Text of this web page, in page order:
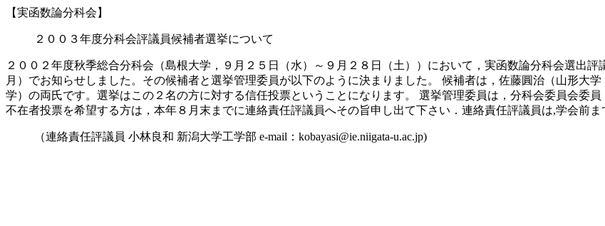
【実函数論分科会】
２００３年度分科会評議員候補者選挙について
２００２年度秋季総合分科会（島根大学，９月２５日（水）～９月２８日（土））において，実函数論分科会選出
月）でお知らせしました。その候補者と選挙管理委員が以下のように決まりました。 候補者は，佐藤圓治（山形大
学）の両氏です。選挙はこの２名の方に対する信任投票ということになります。 選挙管理委員は，分科会委員会委
不在者投票を希望する方は，本年８月末までに連絡責任評議員へその旨申し出て下さい．連絡責任評議員は,学会前
（連絡責任評議員 小林良和 新潟大学工学部 e-mail：kobayasi@ie.niigata-u.ac.jp)